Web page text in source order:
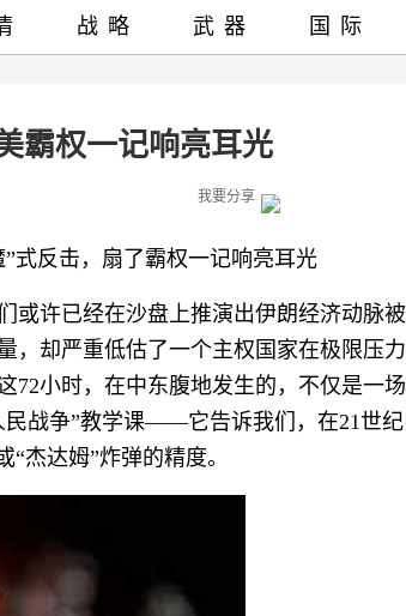
霸权一记响亮耳光
我要分享
式反击，扇了霸权一记响亮耳光
或许已经在沙盘上推演出伊朗经济动脉被
，却严重低估了一个主权国家在极限压力
72小时，在中东腹地发生的，不仅是一场
民战争”教学课——它告诉我们，在21世纪
杰达姆”炸弹的精度。
战略 武器 国际